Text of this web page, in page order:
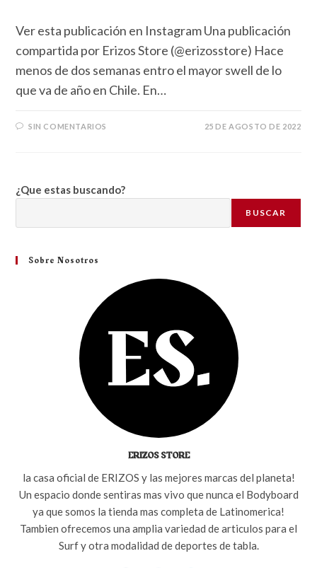
Ver esta publicación en Instagram Una publicación
compartida por Erizos Store (@erizosstore) Hace
menos de dos semanas entro el mayor swell de lo
que va de año en Chile. En…
SIN COMENTARIOS 25 DE AGOSTO DE 2022
¿Que estas buscando?
BUSCAR
Sobre Nosotros
ERIZOS STORE
la casa oficial de ERIZOS y las mejores marcas del planeta!
Un espacio donde sentiras mas vivo que nunca el Bodyboard
ya que somos la tienda mas completa de Latinomerica!
Tambien ofrecemos una amplia variedad de articulos para el
Surf y otra modalidad de deportes de tabla.